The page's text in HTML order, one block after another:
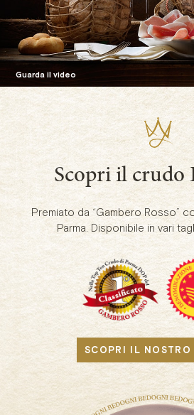
Guarda il video
Scopri il crudo
Premiato da “Gambero Rosso”
Parma. Disponibile in vari
SCOPRI IL NOSTRO